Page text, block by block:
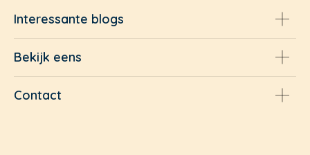
Interessante blogs
Bekijk eens
Contact